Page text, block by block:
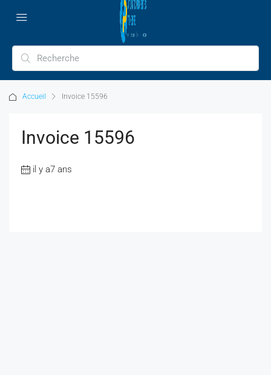
Accueil Invoice 15596
Invoice 15596
il y a7 ans